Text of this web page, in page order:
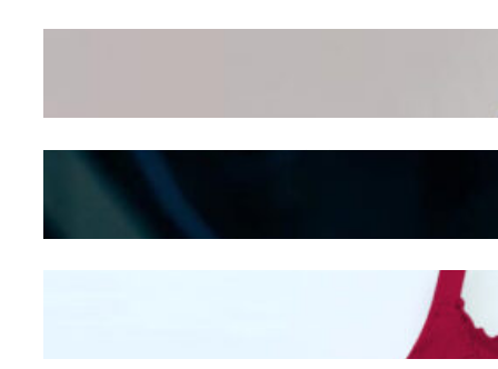
Wanita Pamer Pakaian
Kepribadian
Mengintip Kepribadian
Wanita Dari Warna Bra